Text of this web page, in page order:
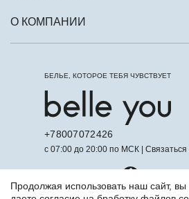
О КОМПАНИИ
БЕЛЬЕ, КОТОРОЕ ТЕБЯ ЧУВСТВУЕТ
+78007072426
с 07:00 до 20:00 по МСК | Связаться
Продолжая использовать наш сайт, вы